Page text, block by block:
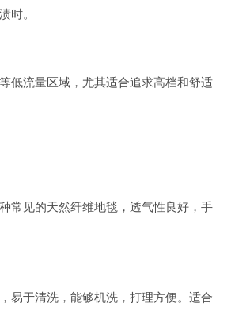
时。
低流量区域，尤其适合追求高档和舒适
常见的天然纤维地毯，透气性良好，手
易于清洗，能够机洗，打理方便。适合